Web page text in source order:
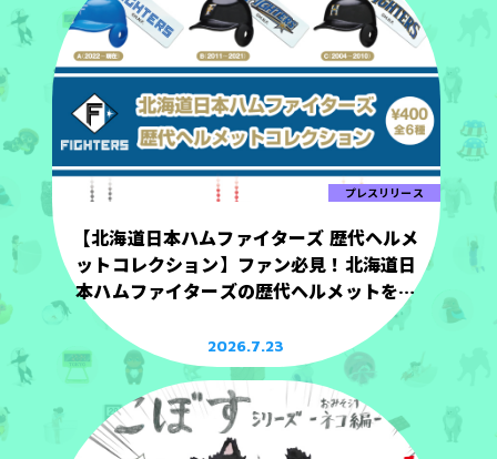
プレスリリース
【北海道日本ハムファイターズ 歴代ヘルメ
ットコレクション】ファン必見！北海道日
本ハムファイターズの歴代ヘルメットを手
2026.7.23